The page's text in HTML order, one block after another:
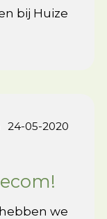
bij Huize
24-05-2020
we